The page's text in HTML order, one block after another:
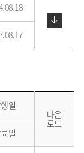
일
다운
로드
일